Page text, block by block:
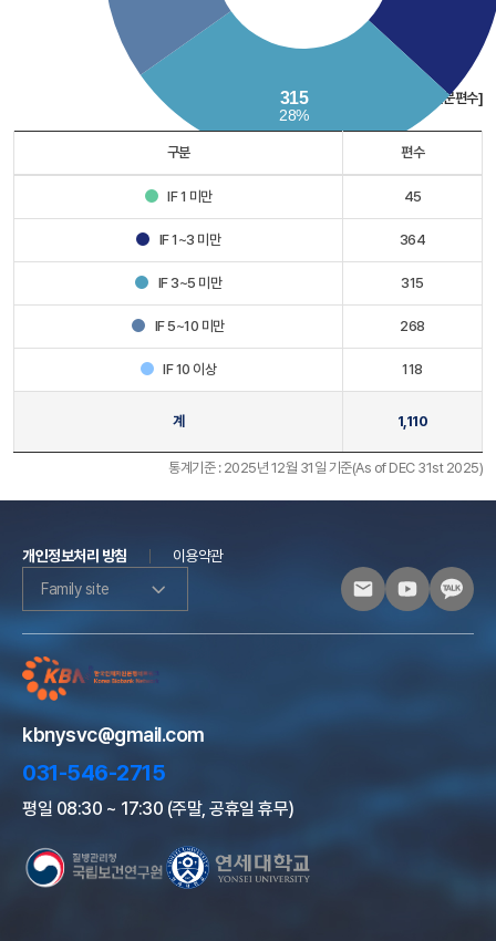
[단위 : 논문편수]
구분 편수
IF 1 미만 45
IF 1~3 미만 364
IF 3~5 미만 315
IF 5~10 미만 268
IF 10 이상 118
계 1,110
통계기준 : 2025년 12월 31일 기준(As of DEC 31st 2025)
개인정보처리 방침
이용약관
Family site
kbnysvc@gmail.com
031-546-2715
평일 08:30 ~ 17:30 (주말, 공휴일 휴무)